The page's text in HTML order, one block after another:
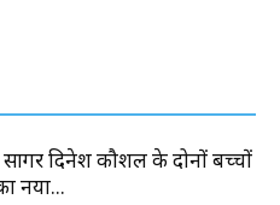
दिनेश कौशल के दोनों बच्चों
नया...